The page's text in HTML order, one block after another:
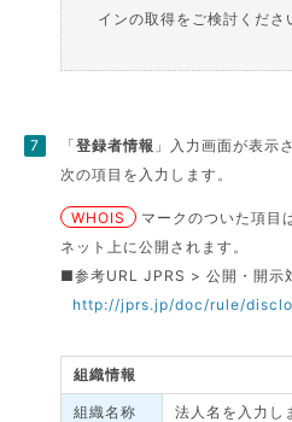
インの取得をご検討くださ
「登録者情報 」入力画面が表示
次の項目を入力します。
WHOIS
マークのついた項目
ネット上に公開されます。
■参考URL JPRS > 公開・開示
http://jprs.jp/doc/rule/
組織情報
組織名称
法人名を入力し